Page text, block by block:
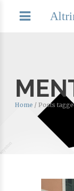
Home / Posts